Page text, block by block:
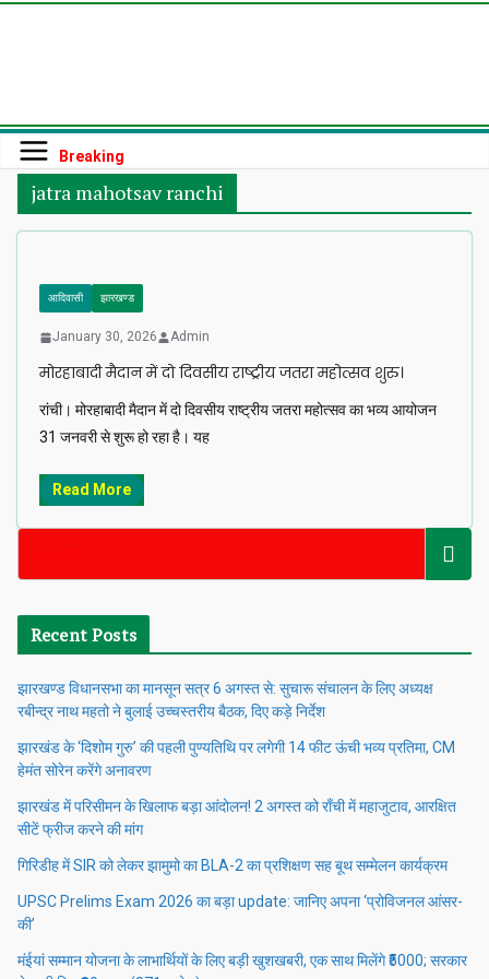
Breaking
jatra mahotsav ranchi
आदिवासी झारखण्ड
January 30, 2026 Admin
मोरहाबादी मैदान में दो दिवसीय राष्ट्रीय जतरा महोत्सव शुरु।
रांची। मोरहाबादी मैदान में दो दिवसीय राष्ट्रीय जतरा महोत्सव का भव्य आयोजन
31 जनवरी से शुरू हो रहा है। यह
Read More
Recent Posts
झारखण्ड विधानसभा का मानसून सत्र 6 अगस्त से: सुचारू संचालन के लिए अध्यक्ष
रबीन्द्र नाथ महतो ने बुलाई उच्चस्तरीय बैठक, दिए कड़े निर्देश
झारखंड के ‘दिशोम गुरु’ की पहली पुण्यतिथि पर लगेगी 14 फीट ऊंची भव्य प्रतिमा, CM
हेमंत सोरेन करेंगे अनावरण
झारखंड में परिसीमन के खिलाफ बड़ा आंदोलन! 2 अगस्त को राँची में महाजुटाव, आरक्षित
सीटें फ्रीज करने की मांग
गिरिडीह में SIR को लेकर झामुमो का BLA-2 का प्रशिक्षण सह बूथ सम्मेलन कार्यक्रम
UPSC Prelims Exam 2026 का बड़ा update: जानिए अपना ‘प्रोविजनल आंसर-
की’
मंईयां सम्मान योजना के लाभार्थियों के लिए बड़ी खुशखबरी, एक साथ मिलेंगे ₹5000; सरकार